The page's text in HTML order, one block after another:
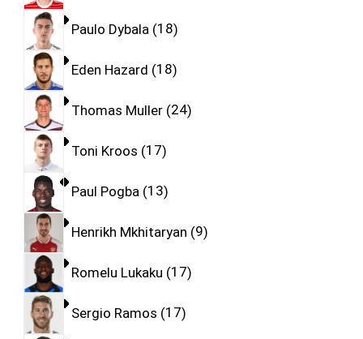
Paulo Dybala 18
Eden Hazard 18
Thomas Muller 24
Toni Kroos 17
Paul Pogba 13
Henrikh Mkhitaryan 9
Romelu Lukaku 17
Sergio Ramos 17